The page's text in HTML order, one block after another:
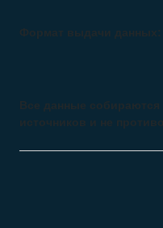
Формат выдачи
Все данные собираются
источников и не